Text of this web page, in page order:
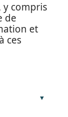
y compris
de
et
ces